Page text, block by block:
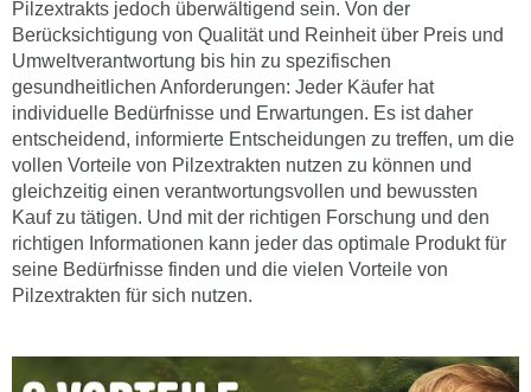
Pilzextrakts jedoch überwältigend sein. Von der
Berücksichtigung von Qualität und Reinheit über Preis und
Umweltverantwortung bis hin zu spezifischen
gesundheitlichen Anforderungen: Jeder Käufer hat
individuelle Bedürfnisse und Erwartungen. Es ist daher
entscheidend, informierte Entscheidungen zu treffen, um die
vollen Vorteile von Pilzextrakten nutzen zu können und
gleichzeitig einen verantwortungsvollen und bewussten
Kauf zu tätigen. Und mit der richtigen Forschung und den
richtigen Informationen kann jeder das optimale Produkt für
seine Bedürfnisse finden und die vielen Vorteile von
Pilzextrakten für sich nutzen.